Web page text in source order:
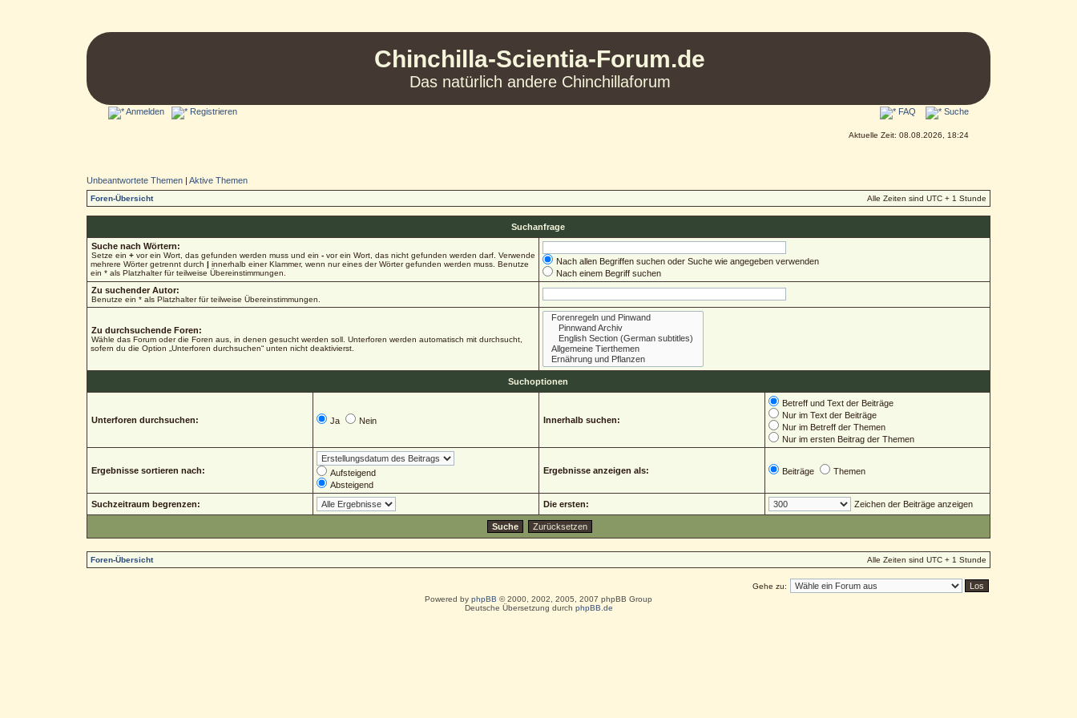
Chinchilla-Scientia-Forum.de
Das natürlich andere Chinchillaforum
Anmelden Registrieren FAQ Suche
Aktuelle Zeit: 08.08.2026, 18:24
Unbeantwortete Themen| Aktive Themen
Foren-Übersicht Alle Zeiten sind UTC + 1 Stunde
Suchanfrage
Suche nach Wörtern:
Setze ein +vor ein Wort, das gefunden werden muss und ein -vor ein Wort, das nicht gefunden werden darf. Verwende
mehrere Wörter getrennt durch | innerhalb einer Klammer, wenn nur eines der Wörter gefunden werden muss. Benutze
ein * als Platzhalter für teilweise Übereinstimmungen.
Nach allen Begriffen suchen oder Suche wie angegeben verwenden
Nach einem Begriff suchen
Zu suchender Autor:
Benutze ein * als Platzhalter für teilweise Übereinstimmungen.
Zu durchsuchende Foren:
Wähle das Forum oder die Foren aus, in denen gesucht werden soll. Unterforen werden automatisch mit durchsucht,
sofern du die Option „Unterforen durchsuchen“ unten nicht deaktivierst.
Suchoptionen
Unterforen durchsuchen: Ja Nein Innerhalb suchen:
Betreff und Text der Beiträge
Nur im Text der Beiträge
Nur im Betreff der Themen
Nur im ersten Beitrag der Themen
Ergebnisse sortieren nach:
Aufsteigend
Absteigend
Ergebnisse anzeigen als: Beiträge Themen
Suchzeitraum begrenzen: Die ersten: Zeichen der Beiträge anzeigen
Foren-Übersicht Alle Zeiten sind UTC + 1 Stunde
Gehe zu:
Powered by phpBB © 2000, 2002, 2005, 2007 phpBB Group
Deutsche Übersetzung durch phpBB.de